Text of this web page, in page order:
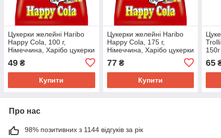
Цукерки желейні Haribo
Happy Cola, 100 г,
Німеччина, Харібо цукерки
49 ₴
Купити
Цукерки желейні Haribo
Happy Cola, 175 г,
Німеччина, Харібо цукерки
77₴
Купити
150г
65
Про нас
98% позитивних з 1144 відгуків за рік